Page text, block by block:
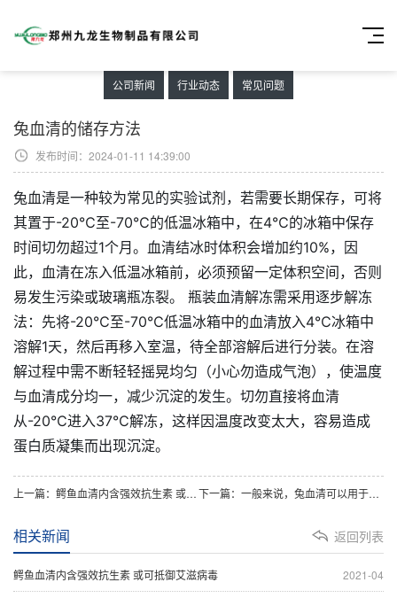
公司新闻 行业动态 常见问题
兔血清的储存方法
发布时间：2024-01-11 14:39:00
兔血清是一种较为常见的实验试剂，若需要长期保存，可将
其置于-20℃至-70℃的低温冰箱中，在4℃的冰箱中保存
时间切勿超过1个月。血清结冰时体积会增加约10%，因
此，血清在冻入低温冰箱前，必须预留一定体积空间，否则
易发生污染或玻璃瓶冻裂。 瓶装血清解冻需采用逐步解冻
法：先将-20℃至-70℃低温冰箱中的血清放入4℃冰箱中
溶解1天，然后再移入室温，待全部溶解后进行分装。在溶
解过程中需不断轻轻摇晃均匀（小心勿造成气泡），使温度
与血清成分均一，减少沉淀的发生。切勿直接将血清
从-20℃进入37℃解冻，这样因温度改变太大，容易造成
蛋白质凝集而出现沉淀。
上一篇：鳄鱼血清内含强效抗生素 或可抵御艾滋病毒 下一篇：一般来说，兔血清可以用于哪些实验项目？
返回列表
相关新闻
2021-04
鳄鱼血清内含强效抗生素 或可抵御艾滋病毒